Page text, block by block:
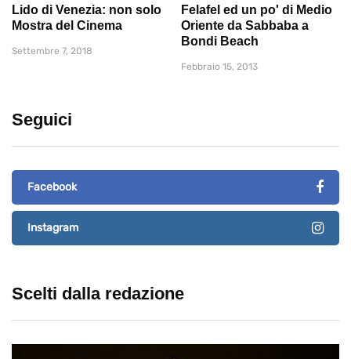
Lido di Venezia: non solo
Mostra del Cinema
Settembre 7, 2018
Felafel ed un po' di Medio
Oriente da Sabbaba a
Bondi Beach
Febbraio 15, 2013
Seguici
Facebook
Instagram
Scelti dalla redazione